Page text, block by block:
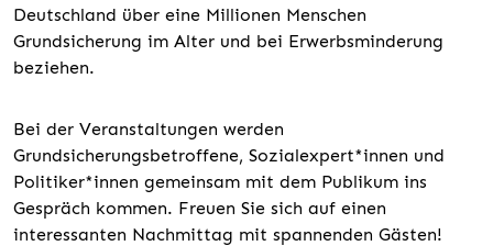
Deutschland über eine Millionen Menschen
Grundsicherung im Alter und bei Erwerbsminderung
beziehen.
Bei der Veranstaltungen werden
Grundsicherungsbetroffene, Sozialexpert*innen und
Politiker*innen gemeinsam mit dem Publikum ins
Gespräch kommen. Freuen Sie sich auf einen
interessanten Nachmittag mit spannenden Gästen!